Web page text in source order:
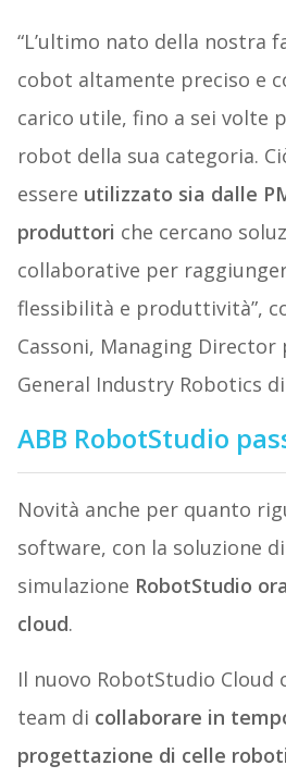
“L’ultimo nato della nostra
cobot altamente preciso e
carico utile, fino a sei volte
robot della sua categoria.
essere utilizzato sia dalle
produttori che cercano
collaborative per
flessibilità e produttività”,
Cassoni, Managing Director
General Industry Robotics di
ABB RobotStudio
Novità anche per quanto
software, con la soluzione
simulazione RobotStudio
cloud.
Il nuovo RobotStudio Cloud
team di collaborare in
progettazione di celle